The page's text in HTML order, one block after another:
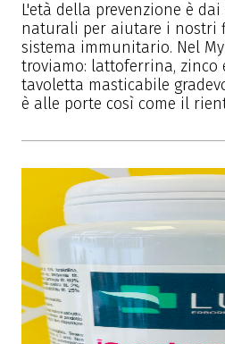
L'età della prevenzione è dai
naturali per aiutare i nostri
sistema immunitario. Nel
troviamo: lattoferrina, zinco
tavoletta masticabile
è alle porte così come il